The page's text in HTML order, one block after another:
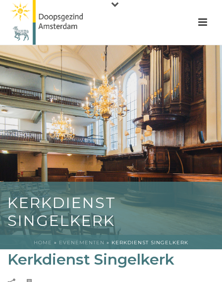
KERKDIENST
SINGELKERK
HOME » EVENEMENTEN » KERKDIENST SINGELKERK
Kerkdienst Singelkerk